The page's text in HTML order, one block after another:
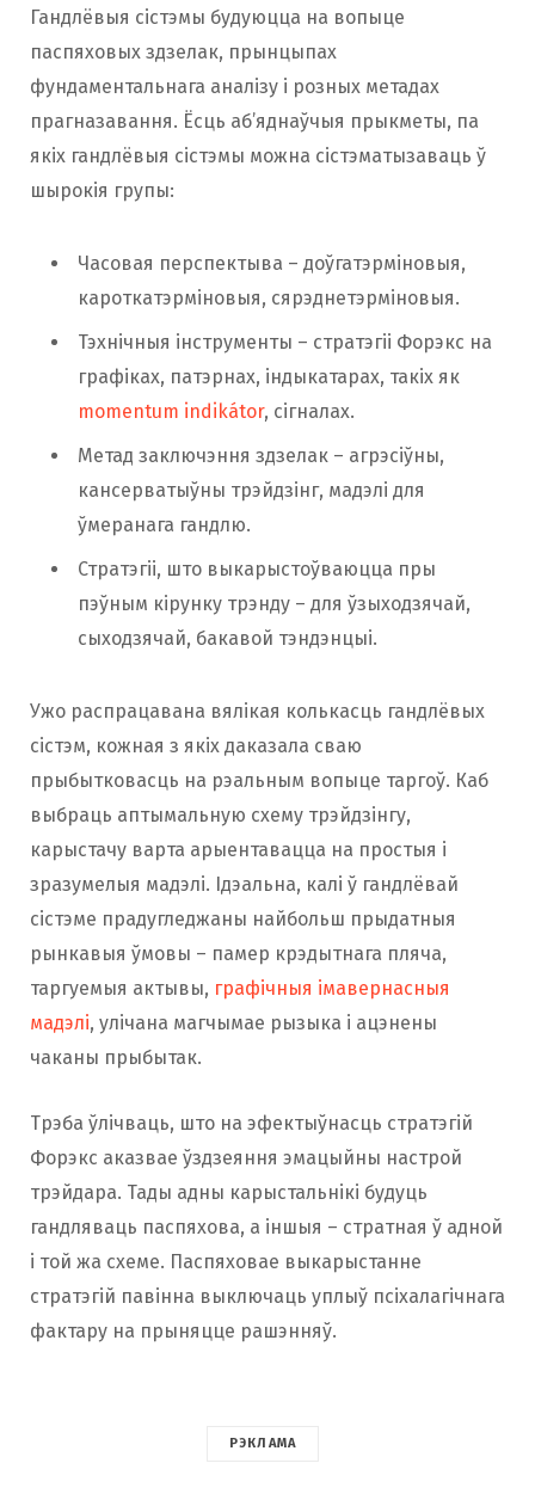
Гандлёвыя сістэмы будуюцца на вопыце
паспяховых здзелак, прынцыпах
фундаментальнага аналізу і розных метадах
прагназавання. Ёсць аб’яднаўчыя прыкметы, па
якіх гандлёвыя сістэмы можна сістэматызаваць ў
шырокія групы:
Часовая перспектыва – доўгатэрміновыя,
кароткатэрміновыя, сярэднетэрміновыя.
Тэхнічныя інструменты – стратэгіі Форэкс на
графіках, патэрнах, індыкатарах, такіх як
momentum indikátor, сігналах.
Метад заключэння здзелак – агрэсіўны,
кансерватыўны трэйдзінг, мадэлі для
ўмеранага гандлю.
Стратэгіі, што выкарыстоўваюцца пры
пэўным кірунку трэнду – для ўзыходзячай,
сыходзячай, бакавой тэндэнцыі.
Ужо распрацавана вялікая колькасць гандлёвых
сістэм, кожная з якіх даказала сваю
прыбытковасць на рэальным вопыце таргоў. Каб
выбраць аптымальную схему трэйдзінгу,
карыстачу варта арыентавацца на простыя і
зразумелыя мадэлі. Ідэальна, калі ў гандлёвай
сістэме прадугледжаны найбольш прыдатныя
рынкавыя ўмовы – памер крэдытнага пляча,
таргуемыя актывы, графічныя імавернасныя
мадэлі, улічана магчымае рызыка і ацэнены
чаканы прыбытак.
Трэба ўлічваць, што на эфектыўнасць стратэгій
Форэкс аказвае ўздзеяння эмацыйны настрой
трэйдара. Тады адны карыстальнікі будуць
гандляваць паспяхова, а іншыя – стратная ў адной
і той жа схеме. Паспяховае выкарыстанне
стратэгій павінна выключаць уплыў псіхалагічнага
фактару на прыняцце рашэнняў.
РЭКЛАМА